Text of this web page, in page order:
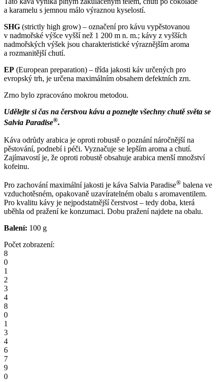
a karamelu s jemnou málo výraznou kyselostí.
SHG (strictly high grow) – označení pro kávu vypěstovanou
v nadmořské výšce vyšší než 1 200 m n. m.; kávy z vyšších
nadmořských výšek jsou charakteristické výraznějším aroma
a rozmanitější chutí.
EP (European preparation) – třída jakosti káv určených pro
evropský trh, je určena maximálním obsahem defektních zrn.
Zrno bylo zpracováno mokrou metodou.
Udělejte si čas na čerstvou kávu a poznejte všechny chutě světa se
Salvia Paradise®.
Káva odrůdy arabica je oproti robustě o poznání náročnější na
pěstování, podnebí i péči. Vyznačuje se lepším aroma a chutí.
Zajímavostí je, že oproti robustě obsahuje arabica menší množství
kofeinu.
Pro zachování maximální jakosti je káva Salvia Paradise® balena ve
vzduchotěsném, opakovaně uzavíratelném obalu s aromaventilem.
Pro kvalitu kávy je nejpodstatnější čerstvost – tedy doba, která
uběhla od pražení ke konzumaci. Dobu pražení najdete na obalu.
Balení: 100 g
Počet zobrazení:
8
0
1
2
3
4
8
0
1
3
4
6
7
9
0